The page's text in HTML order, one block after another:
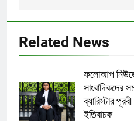
Related News
ফলোআপ
সাংবাদিকদের
ব্যারিস্টার
ইতিবাচক